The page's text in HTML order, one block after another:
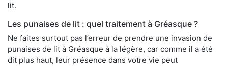
lit.
Les punaises de lit : quel traitement à Gréasque ?
Ne faites surtout pas l’erreur de prendre une invasion de
punaises de lit à Gréasque à la légère, car comme il a été
dit plus haut, leur présence dans votre vie peut